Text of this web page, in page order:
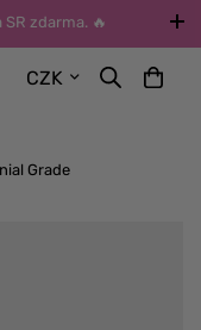
zdarma. 🔥
kurýrem nebo do Z-
způsobené
CZK
Grade